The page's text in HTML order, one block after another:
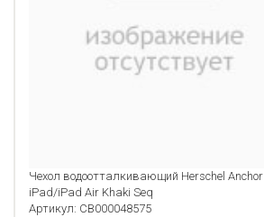
Чехол водоотталкивающий Herschel Anchor
iPad/iPad Air Khaki Seq
Артикул: CB000048575